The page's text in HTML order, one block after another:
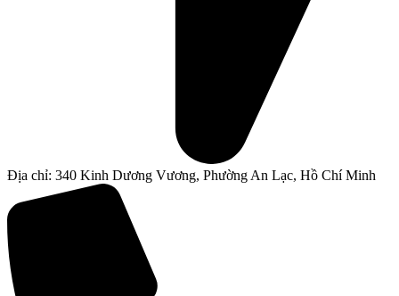
Địa chỉ: 340 Kinh Dương Vương, Phường An Lạc, Hồ Chí Minh